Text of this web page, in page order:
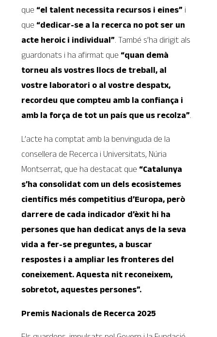
que “el talent necessita recursos i eines” i
que “dedicar-se a la recerca no pot ser un
acte heroic i individual”. També s’ha dirigit als
guardonats i ha afirmat que “quan demà
torneu als vostres llocs de treball, al
vostre laboratori o al vostre despatx,
recordeu que compteu amb la confiança i
amb la força de tot un país que us recolza”.
L’acte ha comptat amb la benvinguda de la
consellera de Recerca i Universitats, Núria
Montserrat, que ha destacat que “Catalunya
s’ha consolidat com un dels ecosistemes
científics més competitius d’Europa, però
darrere de cada indicador d’èxit hi ha
persones que han dedicat anys de la seva
vida a fer-se preguntes, a buscar
respostes i a ampliar les fronteres del
coneixement. Aquesta nit reconeixem,
sobretot, aquestes persones”.
Premis Nacionals de Recerca 2025